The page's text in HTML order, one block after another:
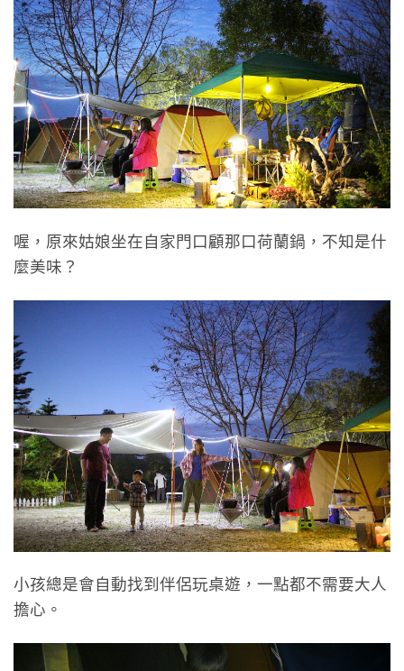
喔，原來姑娘坐在自家門口顧那口荷蘭鍋，不知是什
麼美味？
小孩總是會自動找到伴侶玩桌遊，一點都不需要大人
擔心。